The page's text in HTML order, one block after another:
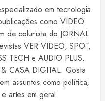
em tecnologia
como VIDEO
de colunista do JORNAL
VER VIDEO, SPOT,
TECH e AUDIO PLUS.
CASA DIGITAL. Gosta
assuntos como política,
artes em geral.